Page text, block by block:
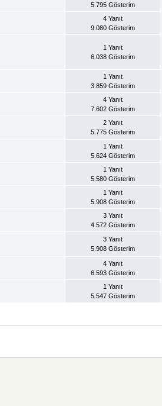
5.795 Gösterim
4 Yanıt
9.080 Gösterim
1 Yanıt
6.038 Gösterim
1 Yanıt
3.859 Gösterim
4 Yanıt
7.602 Gösterim
2 Yanıt
5.775 Gösterim
1 Yanıt
5.624 Gösterim
1 Yanıt
5.580 Gösterim
1 Yanıt
5.908 Gösterim
3 Yanıt
4.572 Gösterim
3 Yanıt
5.908 Gösterim
4 Yanıt
6.593 Gösterim
1 Yanıt
5.547 Gösterim